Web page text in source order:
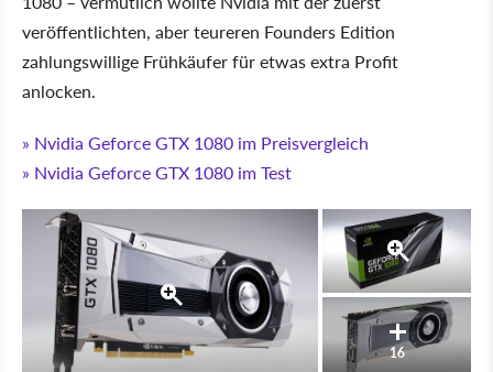
veröffentlichten, aber teureren Founders Edition
zahlungswillige Frühkäufer für etwas extra Profit
anlocken.
» Nvidia Geforce GTX 1080 im Preisvergleich
» Nvidia Geforce GTX 1080 im Test
16